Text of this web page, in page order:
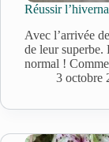
Réussir
Avec l’arrivée
de leur superbe.
normal !
3 octobre